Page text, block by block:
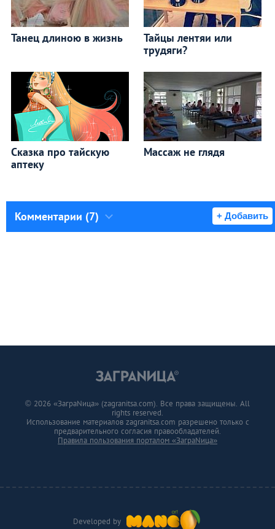
Танец длиною в жизнь
Тайцы лентяи или
трудяги?
Сказка про тайскую
аптеку
Массаж не глядя
Комментарии (7) + Добавить
Developed by
© 2026 «ЗаграNица» (zagranitsa.com). Все права защищены. All
rights reserved.
Использование материалов zagranitsa.com разрешено только с
предварительного согласия правообладателей.
Правила пользования порталом «ЗаграNица»